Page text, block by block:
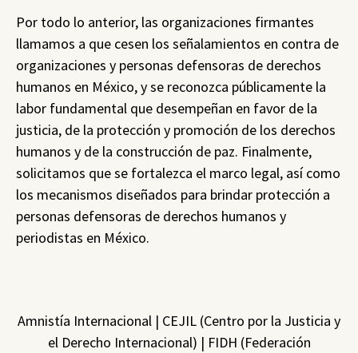
Por todo lo anterior, las organizaciones firmantes
llamamos a que cesen los señalamientos en contra de
organizaciones y personas defensoras de derechos
humanos en México, y se reconozca públicamente la
labor fundamental que desempeñan en favor de la
justicia, de la protección y promoción de los derechos
humanos y de la construcción de paz. Finalmente,
solicitamos que se fortalezca el marco legal, así como
los mecanismos diseñados para brindar protección a
personas defensoras de derechos humanos y
periodistas en México.
Amnistía Internacional | CEJIL (Centro por la Justicia y
el Derecho Internacional) | FIDH (Federación